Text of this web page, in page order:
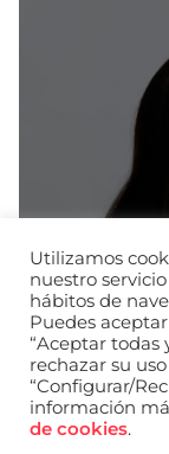
Utilizamos
nuestro
hábitos de
Puedes
“Aceptar todas
rechazar su
“Configurar/
información
de cookies.